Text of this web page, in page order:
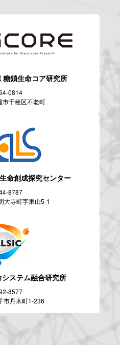
糖鎖生命コア研究所
0814
市千種区不老町
生命創成探究センター
8787
大寺町字東山5-1
ステム融合研究所
8577
市丹木町1-236